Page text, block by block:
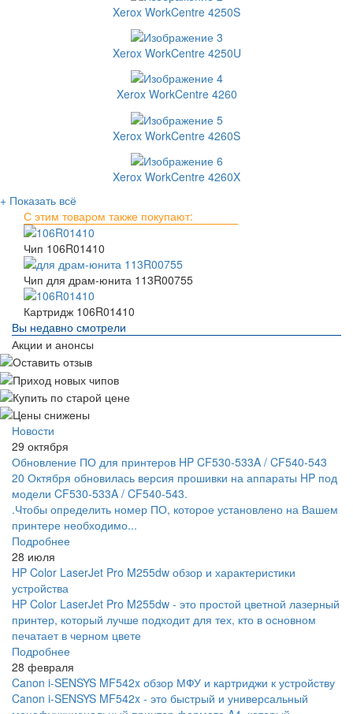
Xerox WorkCentre 4250S
Xerox WorkCentre 4250U
Xerox WorkCentre 4260
Xerox WorkCentre 4260S
Xerox WorkCentre 4260X
+ Показать всё
С этим товаром также покупают:
Чип 106R01410
Чип для драм-юнита 113R00755
Картридж 106R01410
Вы недавно смотрели
Акции и анонсы
Новости
29 октября
Обновление ПО для принтеров HP CF530-533A / CF540-543
20 Октября обновилась версия прошивки на аппараты HP под
модели CF530-533A / CF540-543.
.Чтобы определить номер ПО, которое установлено на Вашем
принтере необходимо...
Подробнее
28 июля
HP Color LaserJet Pro M255dw обзор и характеристики
устройства
HP Color LaserJet Pro M255dw - это простой цветной лазерный
принтер, который лучше подходит для тех, кто в основном
печатает в черном цвете
Подробнее
28 февраля
Canon i-SENSYS MF542x обзор МФУ и картриджи к устройству
Canon i-SENSYS MF542x - это быстрый и универсальный